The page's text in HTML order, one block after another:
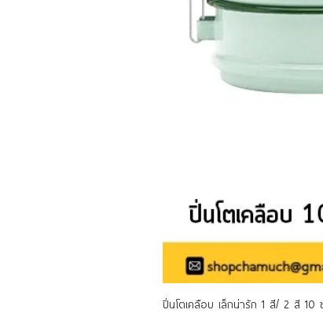
ปิ่นโตเคลือบ เล็กน่ารัก 1 สี/ 2 สี 10